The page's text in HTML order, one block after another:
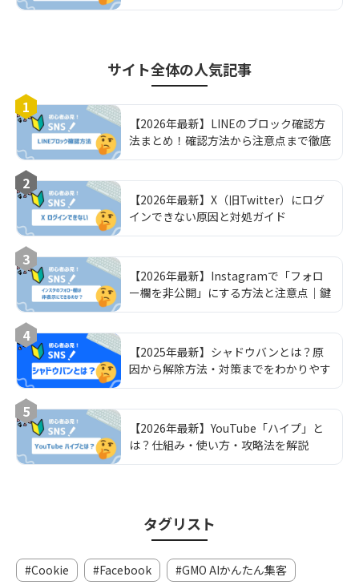
サイト全体の人気記事
1
【2026年最新】LINEのブロック確認方
法まとめ！確認方法から注意点まで徹底
解説！
2
【2026年最新】X（旧Twitter）にログ
インできない原因と対処ガイド
3
【2026年最新】Instagramで「フォロ
ー欄を非公開」にする方法と注意点｜鍵
垢運用の完全ガイド
4
【2025年最新】シャドウバンとは？原
因から解除方法・対策までをわかりやす
く解説
5
【2026年最新】YouTube「ハイプ」と
は？仕組み・使い方・攻略法を解説
タグリスト
Cookie Facebook
GMO AIかんたん集客